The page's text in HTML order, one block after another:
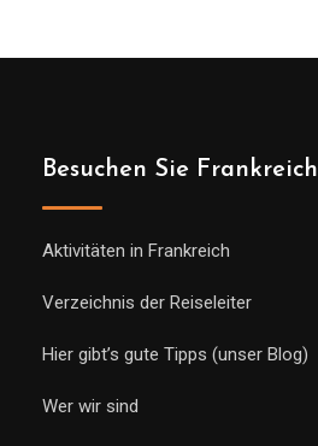
Besuchen Sie Frankreich
Aktivitäten in Frankreich
Verzeichnis der Reiseleiter
Hier gibt’s gute Tipps (unser Blog)
Wer wir sind